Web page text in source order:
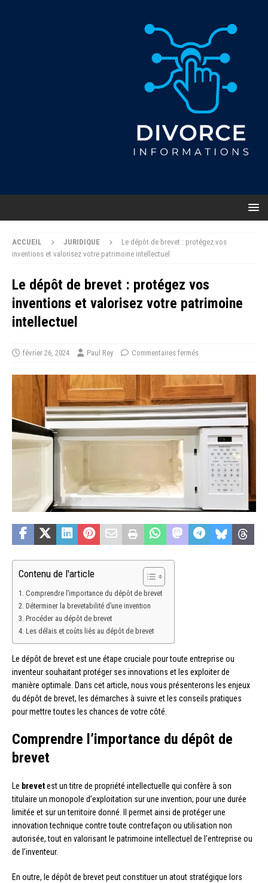
ACCUEIL JURIDIQUE
Le dépôt de brevet : protégez vos
inventions et valorisez votre patrimoine intellectuel
Le dépôt de brevet : protégez vos
inventions et valorisez votre patrimoine
intellectuel
février 26, 2024 Paul Rey Commentaires fermés
Contenu de l'article
Comprendre l’importance du dépôt de brevet
Déterminer la brevetabilité d’une invention
Procéder au dépôt de brevet
Les délais et coûts liés au dépôt de brevet
Le dépôt de brevet est une étape cruciale pour toute entreprise ou
inventeur souhaitant protéger ses innovations et les exploiter de
manière optimale. Dans cet article, nous vous présenterons les enjeux
du dépôt de brevet, les démarches à suivre et les conseils pratiques
pour mettre toutes les chances de votre côté.
Comprendre l’importance du dépôt de
brevet
Le brevetest un titre de propriété intellectuelle qui confère à son
titulaire un monopole d’exploitation sur une invention, pour une durée
limitée et sur un territoire donné. Il permet ainsi de protéger une
innovation technique contre toute contrefaçon ou utilisation non
autorisée, tout en valorisant le patrimoine intellectuel de l’entreprise ou
de l’inventeur.
En outre, le dépôt de brevet peut constituer un atout stratégique lors